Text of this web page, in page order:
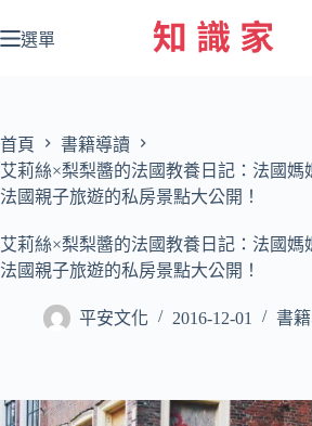
至
容
選單
首頁
書籍導讀
艾莉絲×梨梨醬的法國教養日記：法國媽
法國親子旅遊的私房景點大公開！
艾莉絲×梨梨醬的法國教養日記：法國媽
法國親子旅遊的私房景點大公開！
平安文化 2016-12-01 書